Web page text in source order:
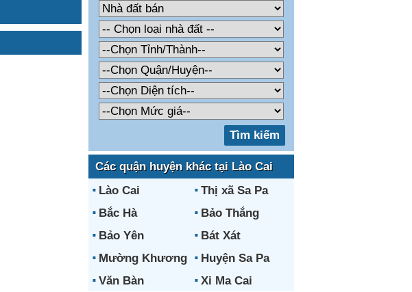
Các quận huyện khác tại Lào Cai
Lào Cai
Thị xã Sa Pa
Bắc Hà
Bảo Thắng
Bảo Yên
Bát Xát
Mường Khương
Huyện Sa Pa
Văn Bàn
Xi Ma Cai